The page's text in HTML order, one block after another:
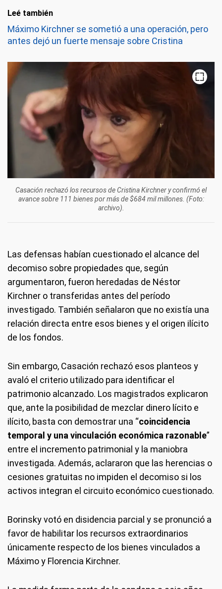
Leé también
Máximo Kirchner se sometió a una operación, pero
antes dejó un fuerte mensaje sobre Cristina
Casación rechazó los recursos de Cristina Kirchner y confirmó el
avance sobre 111 bienes por más de $684 mil millones. (Foto:
archivo).
Las defensas habían cuestionado el alcance del
decomiso sobre propiedades que, según
argumentaron, fueron heredadas de Néstor
Kirchner o transferidas antes del período
investigado. También señalaron que no existía una
relación directa entre esos bienes y el origen ilícito
de los fondos.
Sin embargo, Casación rechazó esos planteos y
avaló el criterio utilizado para identificar el
patrimonio alcanzado. Los magistrados explicaron
que, ante la posibilidad de mezclar dinero lícito e
ilícito, basta con demostrar una “coincidencia
temporal y una vinculación económica razonable”
entre el incremento patrimonial y la maniobra
investigada. Además, aclararon que las herencias o
cesiones gratuitas no impiden el decomiso si los
activos integran el circuito económico cuestionado.
Borinsky votó en disidencia parcial y se pronunció a
favor de habilitar los recursos extraordinarios
únicamente respecto de los bienes vinculados a
Máximo y Florencia Kirchner.